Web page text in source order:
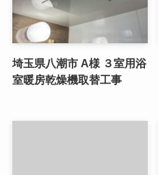
埼玉県八潮市 A様 ３室用浴
室暖房乾燥機取替工事